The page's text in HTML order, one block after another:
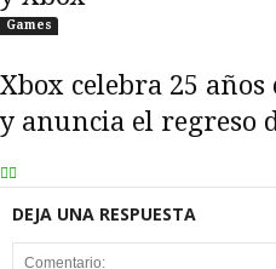
Games
Xbox celebra 25
y anuncia el regreso
DEJA UNA RESPUESTA